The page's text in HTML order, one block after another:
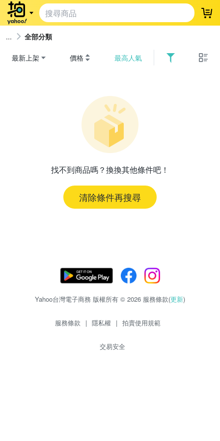
登
全部分類
最新上架 價格 最高人氣
找不到商品嗎？換換其他條件吧！
清除條件再搜尋
Yahoo台灣電子商務 版權所有 © 2026 服務條款(更新)
服務條款 | 隱私權 | 拍賣使用規範
交易安全